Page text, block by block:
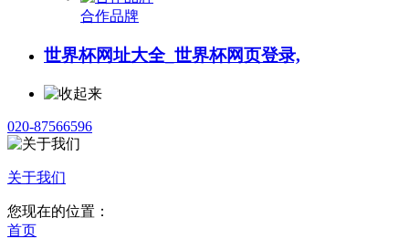
合作品牌
世界杯网址大全_世界杯网页登录,
020-87566596
关于我们
您现在的位置：
首页